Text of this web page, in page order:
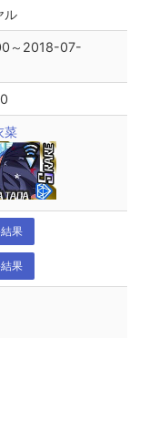
ル
～2018-07-
菜
果
果